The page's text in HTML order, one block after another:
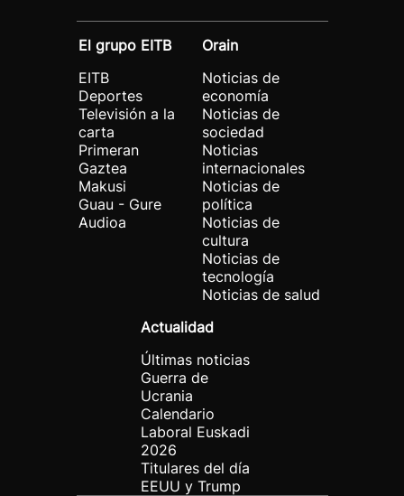
El grupo EITB
EITB
Deportes
Televisión a la
carta
Primeran
Gaztea
Makusi
Guau - Gure
Audioa
Orain
Noticias de
economía
Noticias de
sociedad
Noticias
internacionales
Noticias de
política
Noticias de
cultura
Noticias de
tecnología
Noticias de salud
Actualidad
Últimas noticias
Guerra de
Ucrania
Calendario
Laboral Euskadi
2026
Titulares del día
EEUU y Trump